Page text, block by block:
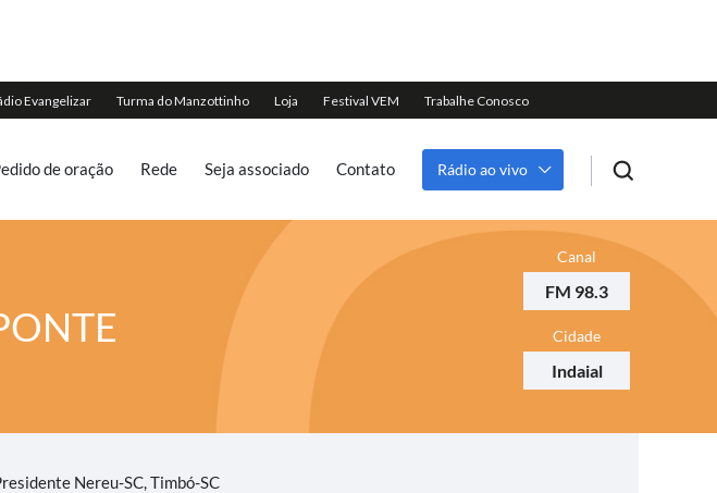
de oração Rede Seja associado Contato Rádio ao vivo
Canal
FM 98.3
Cidade
Indaial
Nereu-SC, Timbó-SC